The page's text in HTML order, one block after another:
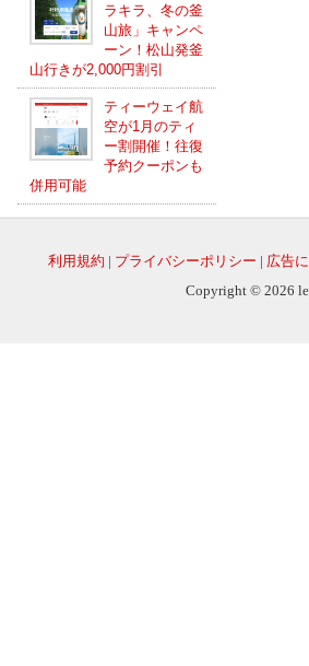
ラキラ、冬の釜
山旅」キャンペ
ーン！松山発釜
山行きが2,000円割引
ティーウェイ航
空が1月のティ
ー割開催！往復
予約クーポンも
併用可能
利用規約 | プライバシーポリシー | 広告
Copyright © 2026